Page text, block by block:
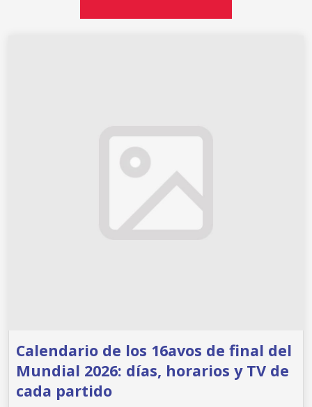
Calendario de los 16avos de final del
Mundial 2026: días, horarios y TV de
cada partido